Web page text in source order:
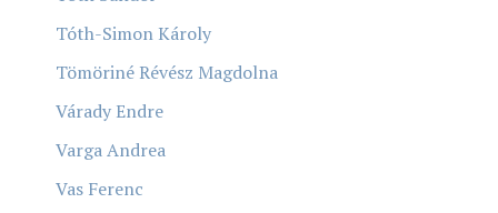
Tóth-Simon Károly
Tömöriné Révész Magdolna
Várady Endre
Varga Andrea
Vas Ferenc